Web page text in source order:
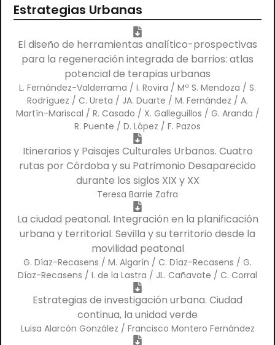
Estrategias Urbanas
El diseño de herramientas analítico-prospectivas
para la regeneración integrada de barrios: atlas
potencial de terapias urbanas
L. Fernández-Valderrama / I. Rovira / Mª S. Mendoza / S.
Rodríguez / C. Ureta / JA. Duarte / M. Fernández / A.
Martín-Mariscal / R. Casado / X. Galleguillos / G. Aranda /
R. Puente / D. López / F. Pazos
Itinerarios y Paisajes Culturales Urbanos. Cuatro
rutas por Córdoba y su Patrimonio Desaparecido
durante los siglos XIX y XX
Teresa Barrie Zafra
La ciudad peatonal. Integración en la planificación
urbana y territorial. Sevilla y su territorio desde la
movilidad peatonal
G. Díaz-Recasens / M. Algarín / C. Díaz-Recasens / G.
Díaz-Recasens / I. de la Lastra / JL. Cañavate / C. Corral
Estrategias de investigación urbana. Ciudad
continua, la unidad verde
Luisa Alarcón González / Francisco Montero Fernández